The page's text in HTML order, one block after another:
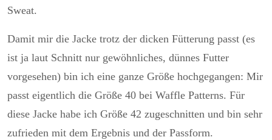
Sweat.
Damit mir die Jacke trotz der dicken Fütterung passt (es
ist ja laut Schnitt nur gewöhnliches, dünnes Futter
vorgesehen) bin ich eine ganze Größe hochgegangen: Mir
passt eigentlich die Größe 40 bei Waffle Patterns. Für
diese Jacke habe ich Größe 42 zugeschnitten und bin sehr
zufrieden mit dem Ergebnis und der Passform.